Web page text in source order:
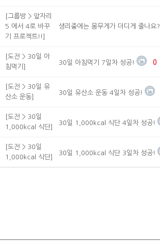
[그룹방 > 앞자리
5 에서 4로 바꾸
기 프로젝트!!]
생리중에는 몸무게가 더디게 줄나요?
[도전 > 30일 아
침먹기]
30일 아침먹기 7일차 성공! 0
[도전 > 30일 유
산소 운동]
30일 유산소 운동 4일차 성공!
[도전 > 30일
1,000kcal 식단]
30일 1,000kcal 식단 4일차 성공!
[도전 > 30일
1,000kcal 식단]
30일 1,000kcal 식단 3일차 성공!